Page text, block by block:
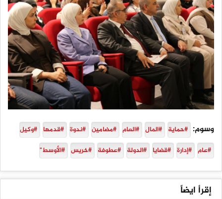
وسوم: #حماية #المال #العام #مضامين #ندوة #قدمها #وكيل
#عام #إدارة #قضايا #الدولة #عطوفة #خريس #الأوسط"
إقرأ ايضاً